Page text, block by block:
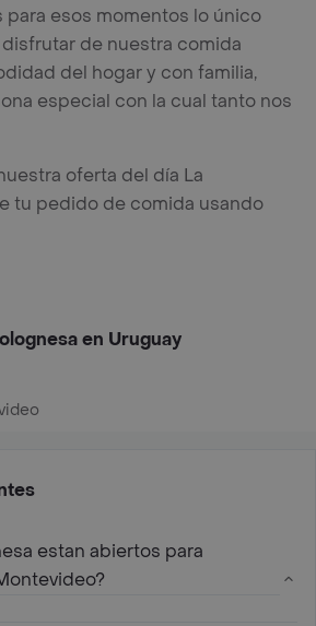
para esos momentos lo único
de nuestra comida
del hogar y con familia,
especial con la cual tanto nos
oferta del día La
tu pedido de comida usando
en Uruguay
estan abiertos para